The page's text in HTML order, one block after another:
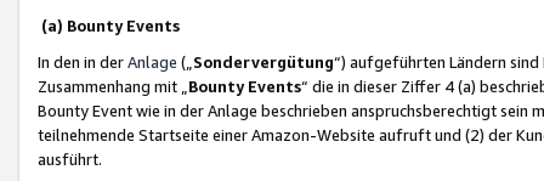
(a) Bounty Events
In den in derAnlage („ Sondervergütung“) aufgeführten Ländern
Zusammenhang mit „ Bounty Events“ die in dieser Ziffer 4 (a)
Bounty Event wie in der Anlage beschrieben anspruchsberechtigt sein
teilnehmende Startseite einer Amazon-Website aufruft und (2) der
ausführt.